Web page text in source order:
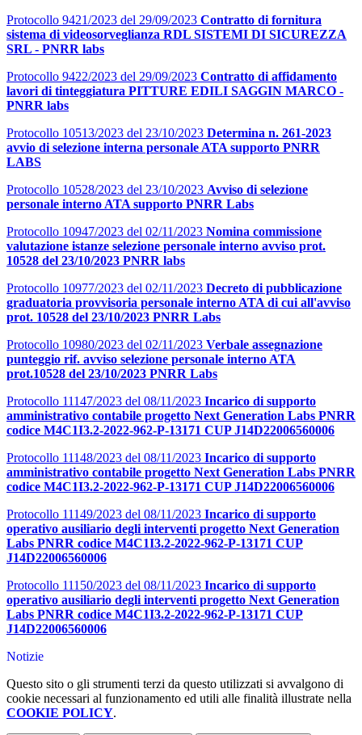
Protocollo 9421/2023 del 29/09/2023 Contratto di fornitura
sistema di videosorveglianza RDL SISTEMI DI SICUREZZA
SRL - PNRR labs
Protocollo 9422/2023 del 29/09/2023 Contratto di affidamento
lavori di tinteggiatura PITTURE EDILI SAGGIN MARCO -
PNRR labs
Protocollo 10513/2023 del 23/10/2023 Determina n. 261-2023
avvio di selezione interna personale ATA supporto PNRR
LABS
Protocollo 10528/2023 del 23/10/2023 Avviso di selezione
personale interno ATA supporto PNRR Labs
Protocollo 10947/2023 del 02/11/2023 Nomina commissione
valutazione istanze selezione personale interno avviso prot.
10528 del 23/10/2023 PNRR labs
Protocollo 10977/2023 del 02/11/2023 Decreto di pubblicazione
graduatoria provvisoria personale interno ATA di cui all'avviso
prot. 10528 del 23/10/2023 PNRR Labs
Protocollo 10980/2023 del 02/11/2023 Verbale assegnazione
punteggio rif. avviso selezione personale interno ATA
prot.10528 del 23/10/2023 PNRR Labs
Protocollo 11147/2023 del 08/11/2023 Incarico di supporto
amministrativo contabile progetto Next Generation Labs PNRR
codice M4C1I3.2-2022-962-P-13171 CUP J14D22006560006
Protocollo 11148/2023 del 08/11/2023 Incarico di supporto
amministrativo contabile progetto Next Generation Labs PNRR
codice M4C1I3.2-2022-962-P-13171 CUP J14D22006560006
Protocollo 11149/2023 del 08/11/2023 Incarico di supporto
operativo ausiliario degli interventi progetto Next Generation
Labs PNRR codice M4C1I3.2-2022-962-P-13171 CUP
J14D22006560006
Protocollo 11150/2023 del 08/11/2023 Incarico di supporto
operativo ausiliario degli interventi progetto Next Generation
Labs PNRR codice M4C1I3.2-2022-962-P-13171 CUP
J14D22006560006
Notizie
Questo sito o gli strumenti terzi da questo utilizzati si avvalgono di
cookie necessari al funzionamento ed utili alle finalità illustrate nella
COOKIE POLICY.